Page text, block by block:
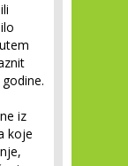
iz
koje